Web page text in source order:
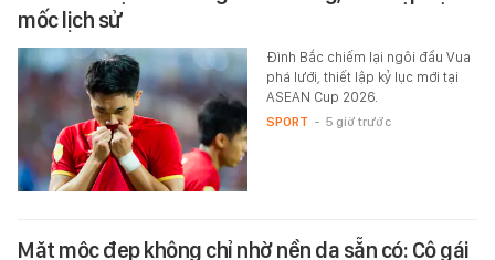
mốc lịch sử
Đình Bắc chiếm lại ngôi đầu Vua
phá lưới, thiết lập kỷ lục mới tại
ASEAN Cup 2026.
SPORT - 5 giờ trước
Mặt mộc đẹp không chỉ nhờ nền da sẵn có: Cô gái